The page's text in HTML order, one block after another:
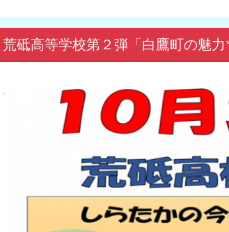
荒砥高等学校第２弾「白鷹町の魅力